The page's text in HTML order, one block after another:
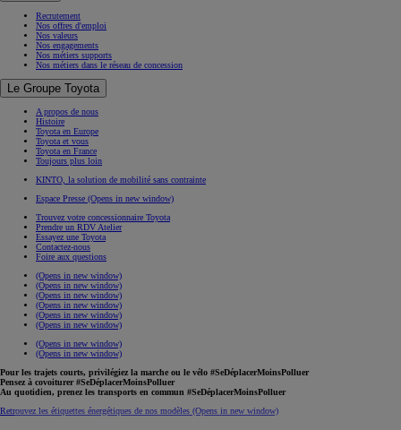
Recrutement
Nos offres d'emploi
Nos valeurs
Nos engagements
Nos métiers supports
Nos métiers dans le réseau de concession
Le Groupe Toyota
A propos de nous
Histoire
Toyota en Europe
Toyota et vous
Toyota en France
Toujours plus loin
KINTO, la solution de mobilité sans contrainte
Espace Presse (Opens in new window)
Trouvez votre concessionnaire Toyota
Prendre un RDV Atelier
Essayez une Toyota
Contactez-nous
Foire aux questions
(Opens in new window)
(Opens in new window)
(Opens in new window)
(Opens in new window)
(Opens in new window)
(Opens in new window)
(Opens in new window)
(Opens in new window)
Pour les trajets courts, privilégiez la marche ou le vélo #SeDéplacerMoinsPolluer
Pensez à covoiturer #SeDéplacerMoinsPolluer
Au quotidien, prenez les transports en commun #SeDéplacerMoinsPolluer
Retrouvez les étiquettes énergétiques de nos modèles (Opens in new window)